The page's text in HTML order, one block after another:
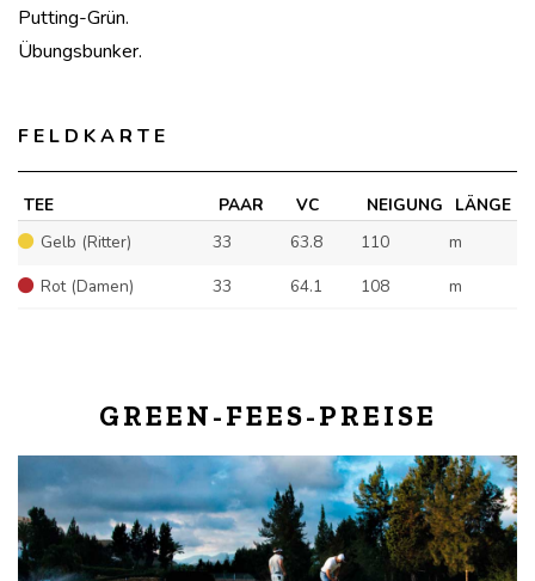
Putting-Grün.
Übungsbunker.
FELDKARTE
TEE PAAR VC NEIGUNG
LÄNGE
Gelb (Ritter)
33 63.8 110
m
Rot (Damen)
33 64.1 108 m
GREEN-FEES-PREISE